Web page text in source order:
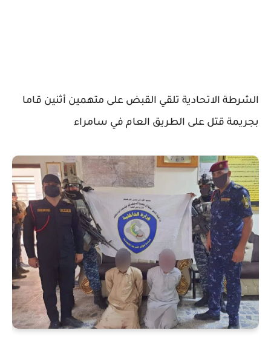
الشرطة الاتحادية تلقي القبض على متهمين أثنين قاما
بجريمة قتل على الطريق العام في سامراء